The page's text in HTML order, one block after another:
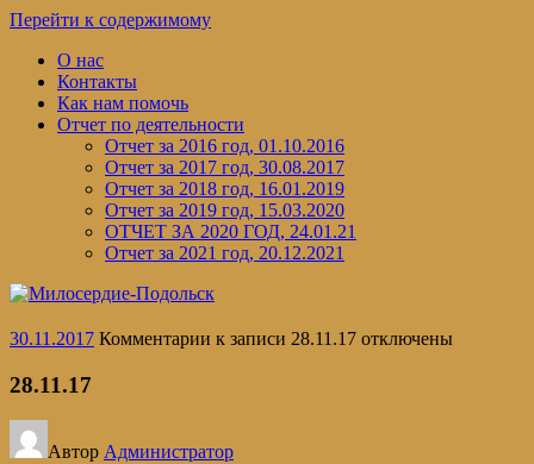
Перейти к содержимому
О нас
Контакты
Как нам помочь
Отчет по деятельности
Отчет за 2016 год, 01.10.2016
Отчет за 2017 год, 30.08.2017
Отчет за 2018 год, 16.01.2019
Отчет за 2019 год, 15.03.2020
ОТЧЕТ ЗА 2020 ГОД, 24.01.21
Отчет за 2021 год, 20.12.2021
30.11.2017 Комментарии к записи 28.11.17 отключены
28.11.17
Автор Администратор